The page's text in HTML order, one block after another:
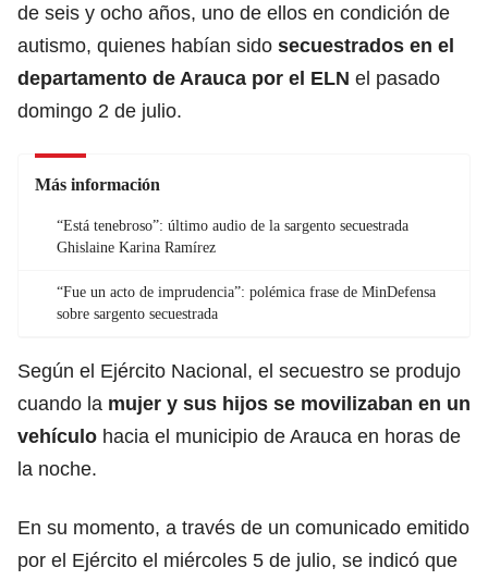
de seis y ocho años, uno de ellos en condición de
autismo, quienes habían sido secuestrados en el
departamento de Arauca por el ELN el pasado
domingo 2 de julio.
Más información
“Está tenebroso”: último audio de la sargento secuestrada
Ghislaine Karina Ramírez
“Fue un acto de imprudencia”: polémica frase de MinDefensa
sobre sargento secuestrada
Según el Ejército Nacional, el secuestro se produjo
cuando la mujer y sus hijos se movilizaban en un
vehículo hacia el municipio de Arauca en horas de
la noche.
En su momento, a través de un comunicado emitido
por el Ejército el miércoles 5 de julio, se indicó que